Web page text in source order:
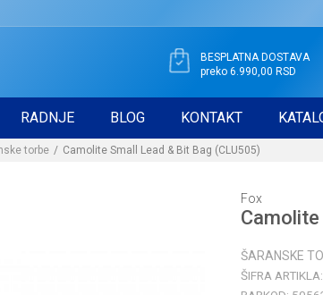
BESPLATNA DOSTAVA
preko 6.990,00 RSD
RADNJE BLOG KONTAKT
torbe Camolite Small Lead & Bit Bag (CLU505)
Fox
ŠARANSKE
ŠIFRA ARTIKLA: